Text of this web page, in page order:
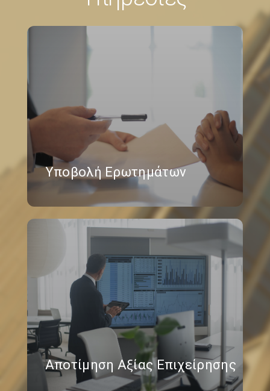
Υποβολή Ερωτημάτων
Αποτίμηση Αξίας Επιχείρησης